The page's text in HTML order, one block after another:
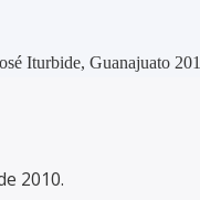
Iturbide, Guanajuato
2010.